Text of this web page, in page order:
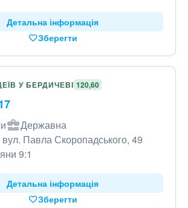
Детальна інформація
Зберегти
У БЕРДИЧЕВІ 120,60
Державна
вул. Павла Скоропадського, 49
9:1
Детальна інформація
Зберегти